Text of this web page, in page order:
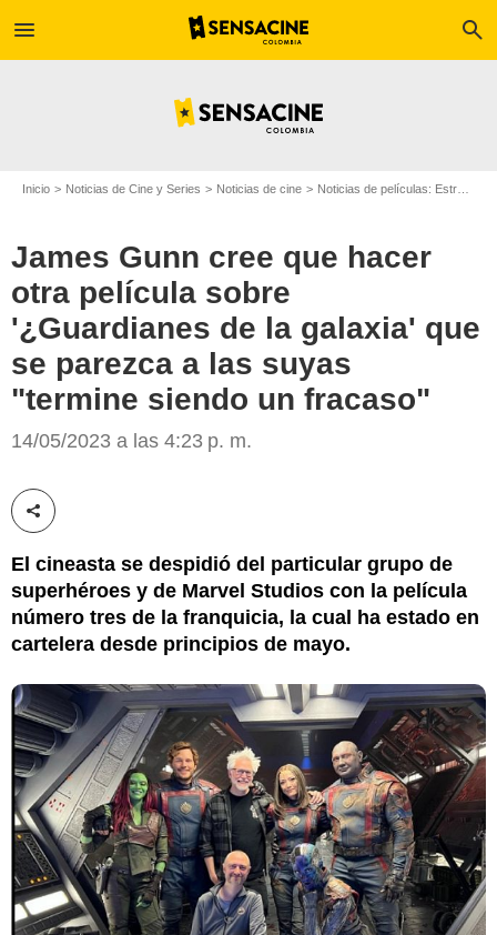
menu search
Inicio Noticias de Cine y Series Noticias de cine Noticias de películas: Estreno de película
James Gunn cree que hacer
otra película sobre
'¿Guardianes de la galaxia' que
se parezca a las suyas
"termine siendo un fracaso"
14/05/2023 a las 4:23 p. m.
Compartir esta noticia
El cineasta se despidió del particular grupo de
superhéroes y de Marvel Studios con la película
número tres de la franquicia, la cual ha estado en
cartelera desde principios de mayo.